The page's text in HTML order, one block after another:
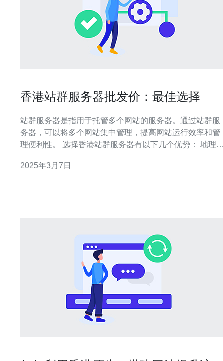
香港站群服务器批发价：最佳选择
站群服务器是指用于托管多个网站的服务器。通过站群服
务器，可以将多个网站集中管理，提高网站运行效率和管
理便利性。 选择香港站群服务器有以下几个优势： 地理位
区相邻，具有良好的网络连通性。 政策和法律环境稳定：
2025年3月7日